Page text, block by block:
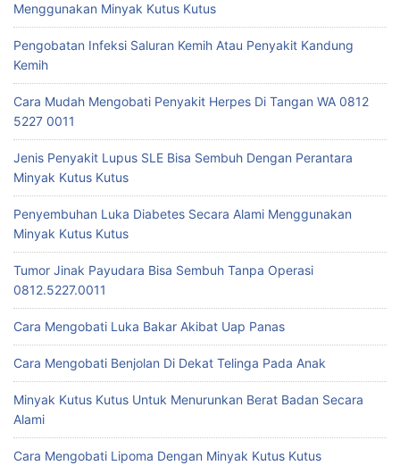
Menggunakan Minyak Kutus Kutus
Pengobatan Infeksi Saluran Kemih Atau Penyakit Kandung
Kemih
Cara Mudah Mengobati Penyakit Herpes Di Tangan WA 0812
5227 0011
Jenis Penyakit Lupus SLE Bisa Sembuh Dengan Perantara
Minyak Kutus Kutus
Penyembuhan Luka Diabetes Secara Alami Menggunakan
Minyak Kutus Kutus
Tumor Jinak Payudara Bisa Sembuh Tanpa Operasi
0812.5227.0011
Cara Mengobati Luka Bakar Akibat Uap Panas
Cara Mengobati Benjolan Di Dekat Telinga Pada Anak
Minyak Kutus Kutus Untuk Menurunkan Berat Badan Secara
Alami
Cara Mengobati Lipoma Dengan Minyak Kutus Kutus